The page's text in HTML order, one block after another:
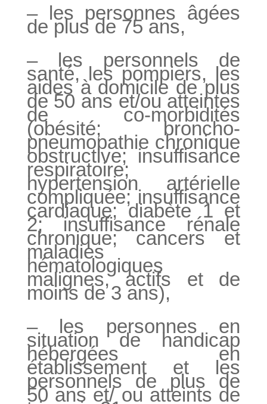
– les personnes âgées
de plus de 75 ans,
– les personnels de
santé, les pompiers, les
aides à domicile de plus
de 50 ans et/ou atteintes
de co-morbidités
(obésité; broncho-
pneumopathie chronique
obstructive; insuffisance
respiratoire;
hypertension artérielle
compliquée; insuffisance
cardiaque; diabète 1 et
2; insuffisance rénale
chronique; cancers et
maladies
hématologiques
malignes, actifs et de
moins de 3 ans),
– les personnes en
situation de handicap
hébergées en
établissement et les
personnels de plus de
50 ans et/ ou atteints de